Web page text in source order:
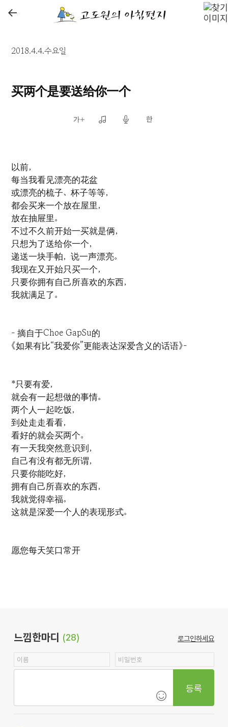
←
2018.4.4.수요일
买两个是要送给你一个
以前，
每当我看见漂亮的花盆
或漂亮的梳子、杯子等等，
都会买来一个放在屋里，
放在抽屉里。
不过不久前开始一买就是俩，
只想为了送给你一个，
递送一块手帕，说一声漂亮。
我现在又开始只买一个，
只要你拥有自己所喜欢的东西，
我就满足了。
- 摘自于Choe GapSu的
《如果有比“我爱你”更能表达深爱含义的话语》-
*只要有爱，
就会有一起想做的事情。
两个人一起吃饭，
到处走走看看，
看好的就会买两个。
有一天我突然意识到，
自己有没有都无所谓，
只要你能吃好，
拥有自己所喜欢的东西，
我就觉得幸福。
这就是深爱一个人的表现形式。
愿您每天笑口常开
느낌한마디 (28) 로그인하세요
등록